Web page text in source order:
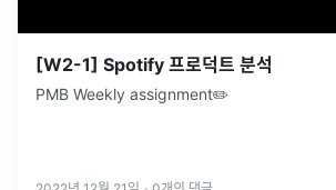
[W2-1] Spotify 프로덕트 분석
PMB Weekly assignment✏️